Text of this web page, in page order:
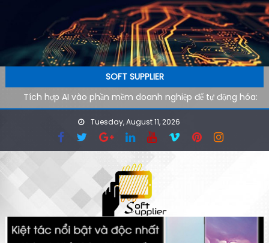
SOFT SUPPLIER
Tích hợp AI vào phần mềm doanh nghiệp để tự động hóa:
Lộ trình kỹ thuật từ pilot đến production
AI agent cho doanh nghiệp: Xu hướng phần mềm tự vận
hành trong kỷ nguyên tự động hóa
Công cụ AI hỗ trợ SEO kỹ thuật: cách audit website nhanh
hơn cho đội ngũ công nghệ
Ứng dụng AI cho phòng marketing: Tự động hóa tác vụ
Phần mềm AI cho doanh nghiệp: Tại sao tốc độ tải website
quyết định 40% khách hàng rời đi
Tuesday, August 11, 2026